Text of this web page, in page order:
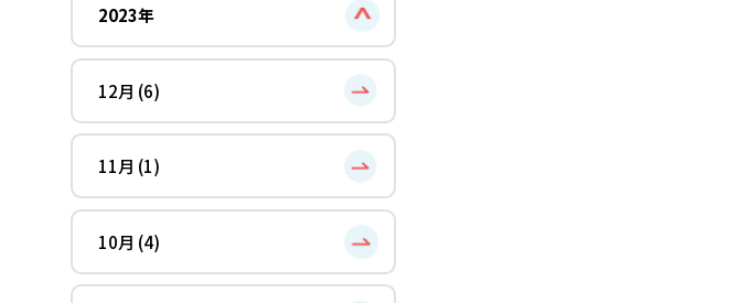
2023年
12月 (6)
11月 (1)
10月 (4)